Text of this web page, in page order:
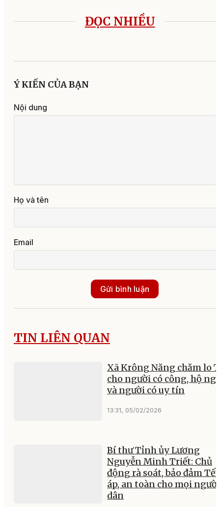
ĐỌC NHIỀU
Ý KIẾN CỦA BẠN
Nội dung
Họ và tên
Email
Gửi bình luận
TIN LIÊN QUAN
Xã Krông Năng chăm lo
cho người có công, hộ
và người có uy tín
13:31, 05/02/2026
Bí thư Tỉnh ủy Lương
Nguyễn Minh Triết: Chủ
động rà soát, bảo đảm
áp, an toàn cho mọi người
dân